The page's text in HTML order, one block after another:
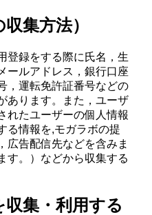
集方法）
登録をする際に氏名，生
ールアドレス，銀行口座
，運転免許証番号などの
あります。また，ユーザ
れたユーザーの個人情報
る情報を,モガラボの提
広告配信先などを含みま
す。）などから収集する
集・利用する